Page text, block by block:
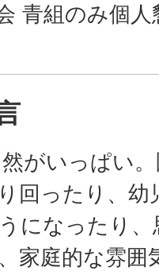
青組のみ個
がいっぱい
回ったり、幼
になったり
家庭的な雰囲